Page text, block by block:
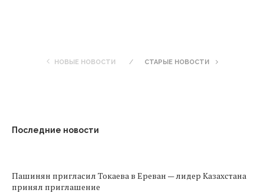
НОВЫЕ НОВОСТИ СТАРЫЕ НОВОСТИ
Последние новости
Пашинян пригласил Токаева в Ереван — лидер Казахстана
принял приглашение